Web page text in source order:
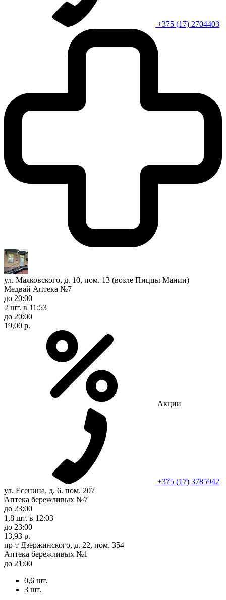
+375 (17) 2704403
ул. Маяковского, д. 10, пом. 13 (возле Пиццы Мании)
Медвай Аптека №7
до 20:00
2 шт. в 11:53
до 20:00
19,00 р.
Акции
+375 (17) 3785942
ул. Есенина, д. 6. пом. 207
Аптека бережливых №7
до 23:00
1,8 шт. в 12:03
до 23:00
13,93 р.
пр-т Дзержинского, д. 22, пом. 354
Аптека бережливых №1
до 21:00
0,6 шт.
3 шт.